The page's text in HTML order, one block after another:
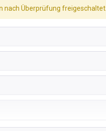
nach Überprüfung freigeschaltet.